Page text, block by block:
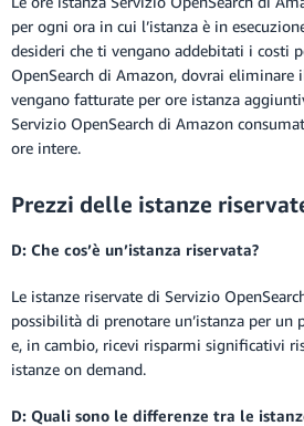
per ogni ora in cui l’istanza è in
desideri che ti vengano addebitati i costi
OpenSearch di Amazon, dovrai
vengano fatturate per ore istanza
Servizio OpenSearch di Amazon
ore intere.
Prezzi delle istanze
D: Che cos’è un’istanza riservata?
Le istanze riservate di Servizio
possibilità di prenotare un’istanza per un
e, in cambio, ricevi risparmi significativi
istanze on demand.
D: Quali sono le differenze tra le